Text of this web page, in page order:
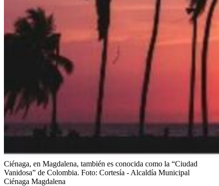
Ciénaga, en Magdalena, también es conocida como la “Ciudad
Vanidosa” de Colombia. Foto: Cortesía - Alcaldía Municipal
Ciénaga Magdalena